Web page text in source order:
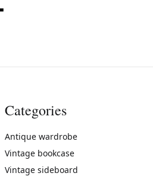
Categories
Antique wardrobe
Vintage bookcase
Vintage sideboard